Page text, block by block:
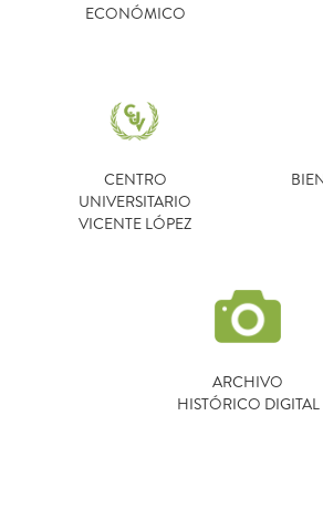
ECONÓMICO
CENTRO
UNIVERSITARIO
VICENTE LÓPEZ
ARCHIVO
HISTÓRICO DIGITAL